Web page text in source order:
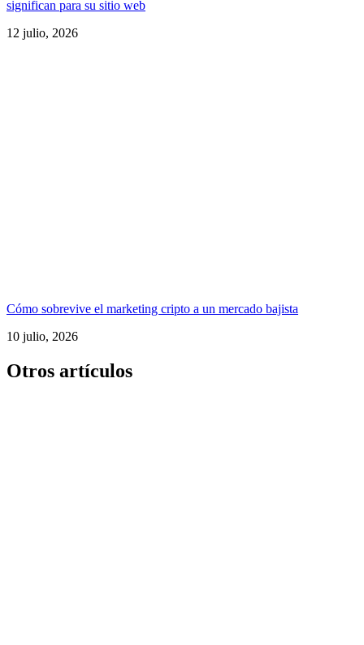
significan para su sitio web
12 julio, 2026
Cómo sobrevive el marketing cripto a un mercado bajista
10 julio, 2026
Otros artículos